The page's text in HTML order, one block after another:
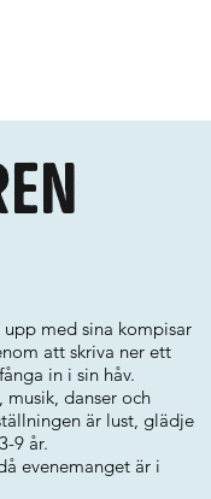
med sina kompisar
att skriva ner ett
in i sin håv.
musik, danser och
är lust, glädje
9 år.
evenemanget är i